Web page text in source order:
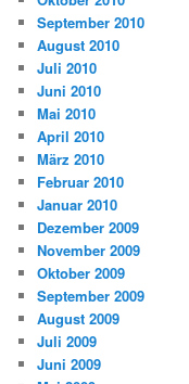
September 2010
August 2010
Juli 2010
Juni 2010
Mai 2010
April 2010
März 2010
Februar 2010
Januar 2010
Dezember 2009
November 2009
Oktober 2009
September 2009
August 2009
Juli 2009
Juni 2009